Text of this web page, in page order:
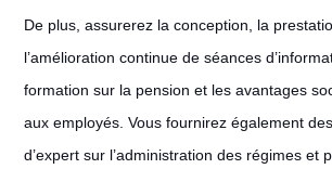
De plus, assurerez la conception, la
l’amélioration continue de séances
formation sur la pension et les avantages
aux employés. Vous fournirez également
d’expert sur l’administration des régimes et